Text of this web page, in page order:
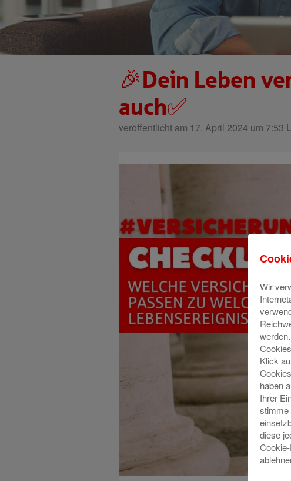
🎉Dein Leben
auch✅
veröffentlicht am 17. April 2024 um 7:53
Wir
Klick
haben
Ihrer
stimme
diese